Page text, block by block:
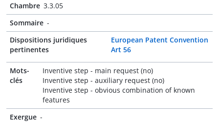
Chambre 3.3.05
Sommaire -
Dispositions juridiques
pertinentes
European Patent Convention
Art 56
Mots-
clés
Inventive step - main request (no)
Inventive step - auxiliary request (no)
Inventive step - obvious combination of known
features
Exergue -